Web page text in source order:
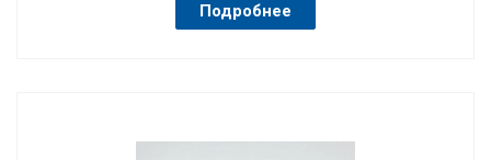
Подробнее